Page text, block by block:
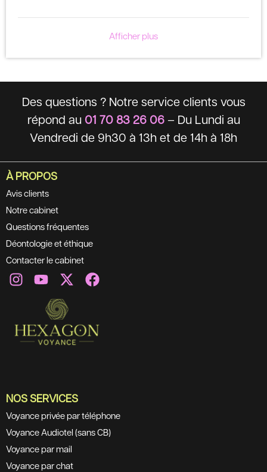
Afficher plus
Des questions ? Notre service clients vous
répond au 01 70 83 26 06– Du Lundi au
Vendredi de 9h30 à 13h et de 14h à 18h
À PROPOS
Avis clients
Notre cabinet
Questions fréquentes
Déontologie et éthique
Contacter le cabinet
NOS SERVICES
Voyance privée par téléphone
Voyance Audiotel (sans CB)
Voyance par mail
Voyance par chat